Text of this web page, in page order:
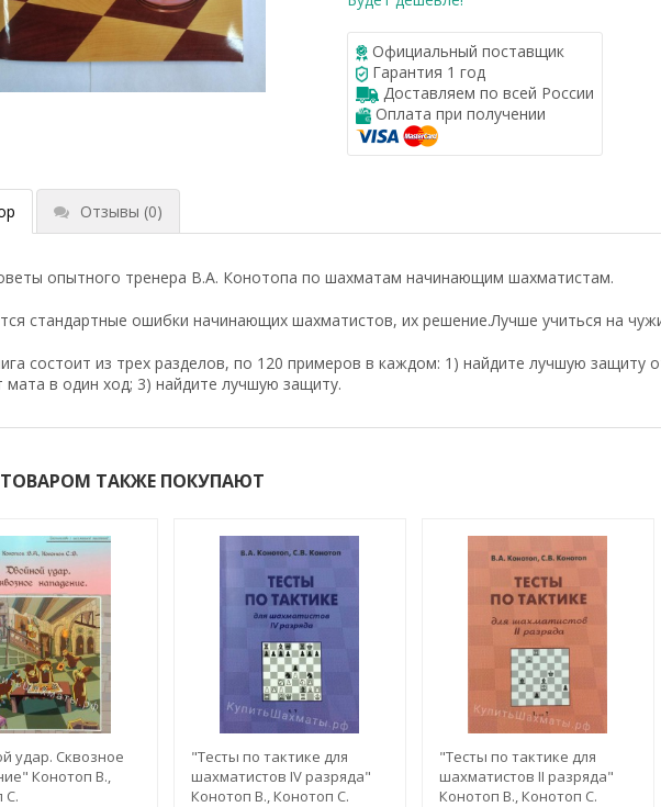
Официальный поставщик
Гарантия 1 год
Доставляем по всей России
Оплата при получении
Отзывы (0)
опытного тренера В.А. Конотопа по шахматам начинающим шахматистам.
стандартные ошибки начинающих шахматистов, их решение.Лучше учиться на
состоит из трех разделов, по 120 примеров в каждом: 1) найдите лучшую защиту
мата в один ход; 3) найдите лучшую защиту.
ТАКЖЕ ПОКУПАЮТ
удар. Сквозное
Конотоп В.,
С.
"Тесты по тактике для
шахматистов IV разряда"
Конотоп В., Конотоп С.
"Тесты по тактике для
шахматистов II разряда"
Конотоп В., Конотоп С.